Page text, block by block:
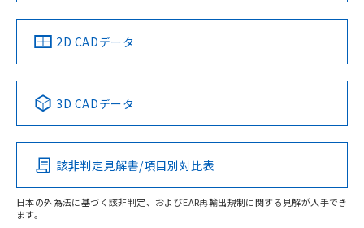
中国 RoHS 注意事項・凡例
Pb Hg Cd Cr(VI)
O
2D CADデータ
3D CADデータ
該非判定見解書/項目別対比表
日本の外為法に基づく該非判定、およびEAR再輸出規制に関する見解が入手でき
ます。